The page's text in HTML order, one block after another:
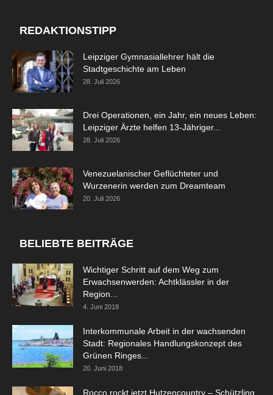
REDAKTIONSTIPP
Leipziger Gymnasiallehrer hält die
Stadtgeschichte am Leben
28. Juli 2026
Drei Operationen, ein Jahr, ein neues Leben:
Leipziger Ärzte helfen 13-Jähriger...
28. Juli 2026
Venezuelanischer Geflüchteter und
Wurzenerin werden zum Dreamteam
20. Juli 2026
BELIEBTE BEITRÄGE
Wichtiger Schritt auf dem Weg zum
Erwachsenwerden: Achtklässler in der
Region...
4. Juni 2018
Interkommunale Arbeit in der wachsenden
Stadt: Regionales Handlungskonzept des
Grünen Ringes...
20. Juni 2018
Rocco rockt jetzt Hutzencountry – Schützling